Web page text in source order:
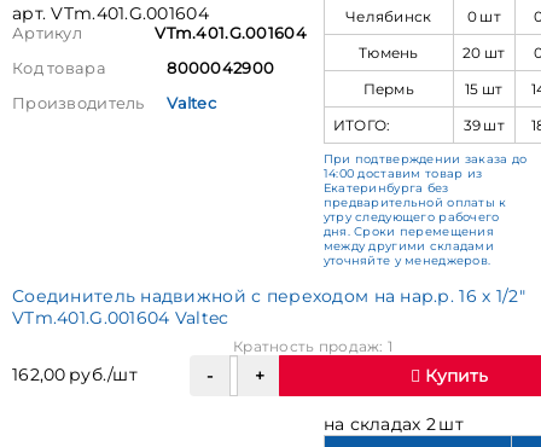
арт. VTm.401.G.001604
Артикул
VTm.401.G.001604
Код товара
8000042900
Производитель
Valtec
Челябинск 0 шт
Тюмень
20 шт
Пермь
15 шт
ИТОГО:
39 шт
При подтверждении заказа до
14:00 доставим товар из
Екатеринбурга без
предварительной оплаты к
утру следующего рабочего
дня. Сроки перемещения
между другими складами
уточняйте у менеджеров.
Соединитель надвижной с переходом на нар.р. 16 х 1/2"
VTm.401.G.001604 Valtec
162,00 руб./шт
Кратность продаж: 1
Купить
на складах 2 шт